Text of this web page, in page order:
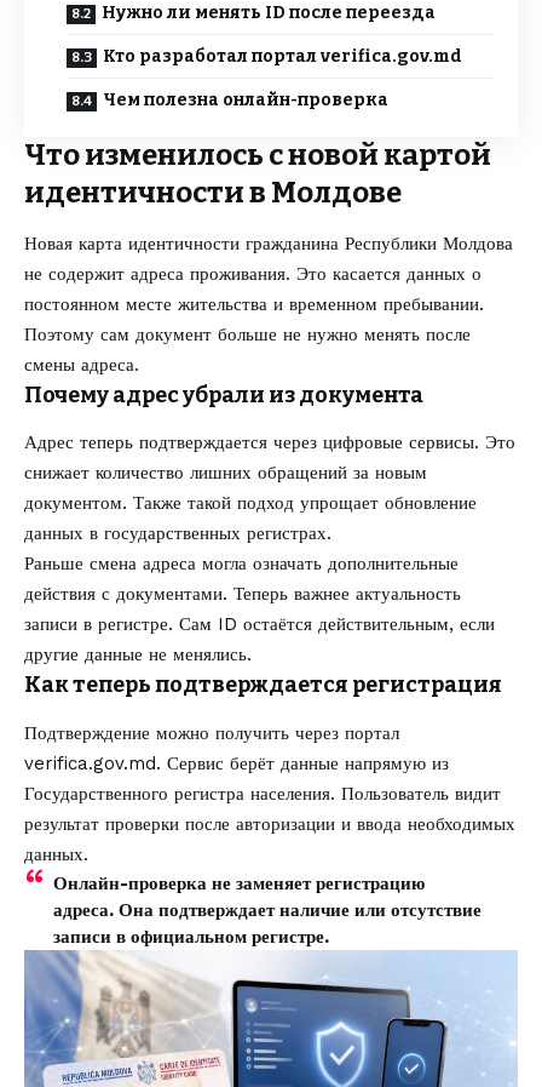
Нужно ли менять ID после переезда
Кто разработал портал verifica.gov.md
Чем полезна онлайн-проверка
Что изменилось с новой картой
идентичности в Молдове
Новая карта идентичности гражданина Республики Молдова
не содержит адреса проживания. Это касается данных о
постоянном месте жительства и временном пребывании.
Поэтому сам документ больше не нужно менять после
смены адреса.
Почему адрес убрали из документа
Адрес теперь подтверждается через цифровые сервисы. Это
снижает количество лишних обращений за новым
документом. Также такой подход упрощает обновление
данных в государственных регистрах.
Раньше смена адреса могла означать дополнительные
действия с документами. Теперь важнее актуальность
записи в регистре. Сам ID остаётся действительным, если
другие данные не менялись.
Как теперь подтверждается регистрация
Подтверждение можно получить через портал
verifica.gov.md. Сервис берёт данные напрямую из
Государственного регистра населения. Пользователь видит
результат проверки после авторизации и ввода необходимых
данных.
Онлайн-проверка не заменяет регистрацию
адреса. Она подтверждает наличие или отсутствие
записи в официальном регистре.